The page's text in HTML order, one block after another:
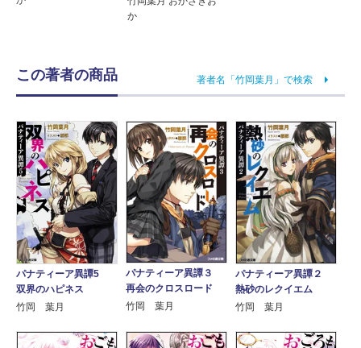
か
この著者の商品 著者名「竹岡葉月」で検索
パナティーア異譚5
双界のハピネス
竹岡 葉月
パナティーア異譚３
再会のクロスロード
竹岡 葉月
パナティーア異譚２
熱砂のレクイエム
竹岡 葉月